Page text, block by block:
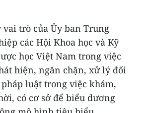
trò của Ủy ban Trung
các Hội Khoa học và Kỹ
học Việt Nam trong việc
hiện, ngăn chặn, xử lý đối
luật trong việc khám,
có cơ sở để biểu dương